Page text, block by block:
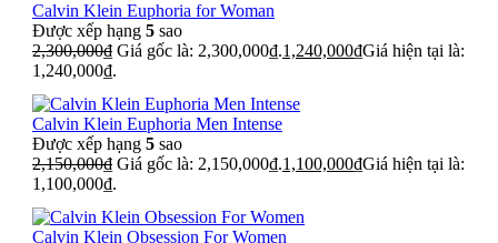
Calvin Klein Euphoria for Woman
Được xếp hạng 5 sao
2,300,000₫ Giá gốc là: 2,300,000₫.1,240,000₫Giá hiện tại là:
1,240,000₫.
Calvin Klein Euphoria Men Intense
Được xếp hạng 5 sao
2,150,000₫ Giá gốc là: 2,150,000₫.1,100,000₫Giá hiện tại là:
1,100,000₫.
Calvin Klein Obsession For Women